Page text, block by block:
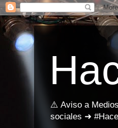
⚠️ Aviso a
sociales ➜